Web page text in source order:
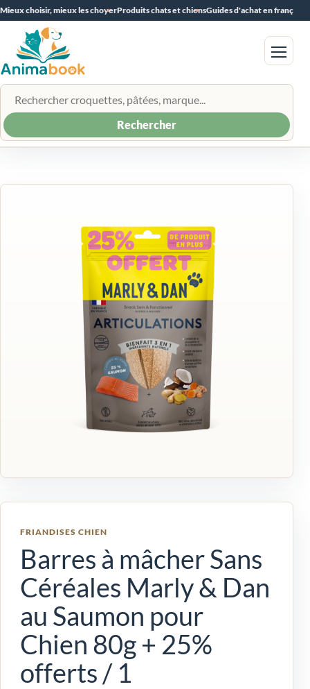
Mieux choisir, mieux les choyerProduits chats et chiensGuides d'achat en français
Rechercher un produit
Rechercher
Menu
FRIANDISES CHIEN
Barres à mâcher Sans
Céréales Marly & Dan
au Saumon pour
Chien 80g + 25%
offerts / 1